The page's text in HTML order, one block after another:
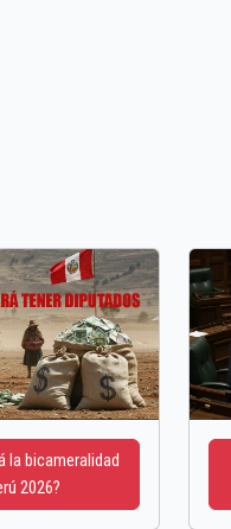
la bicameralidad
2026?